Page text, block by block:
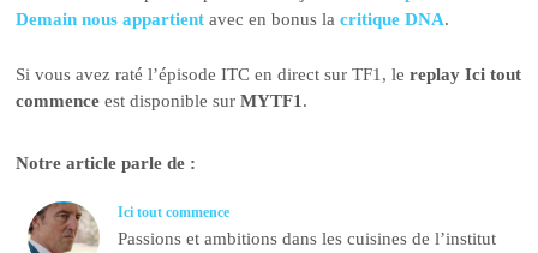
Demain nous appartientavec en bonus lacritique DNA.
Si vous avez raté l’épisode ITC en direct sur TF1, lereplay Ici tout
commence est disponible surMYTF1 .
Notre article parle de :
Ici tout commence
Passions et ambitions dans les cuisines de l’institut